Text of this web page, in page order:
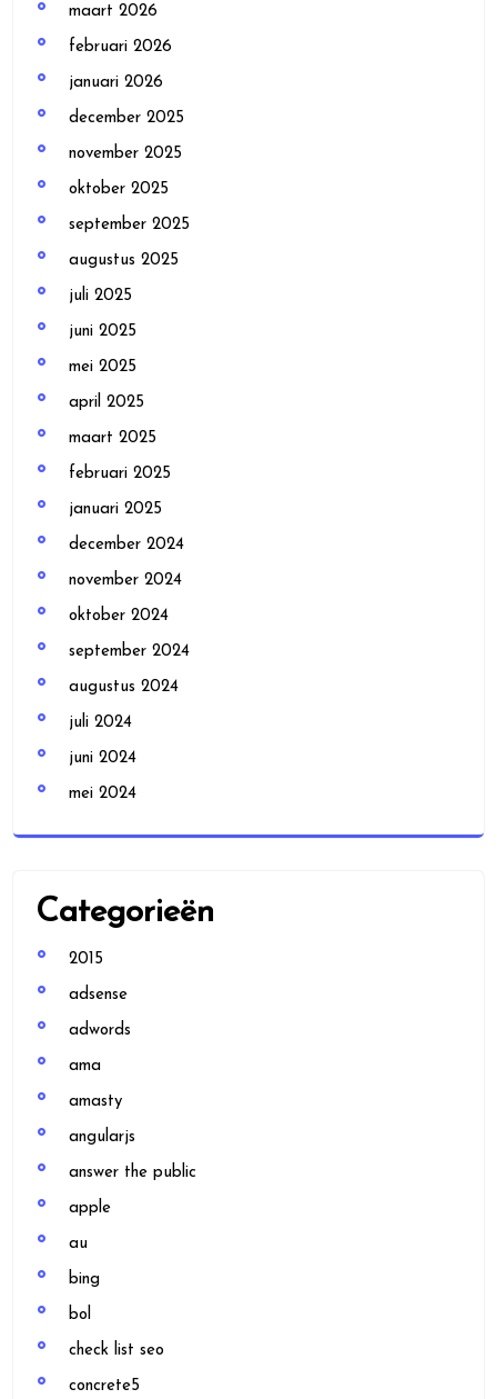
maart 2026
februari 2026
januari 2026
december 2025
november 2025
oktober 2025
september 2025
augustus 2025
juli 2025
juni 2025
mei 2025
april 2025
maart 2025
februari 2025
januari 2025
december 2024
november 2024
oktober 2024
september 2024
augustus 2024
juli 2024
juni 2024
mei 2024
Categorieën
2015
adsense
adwords
ama
amasty
angularjs
answer the public
apple
au
bing
bol
check list seo
concrete5